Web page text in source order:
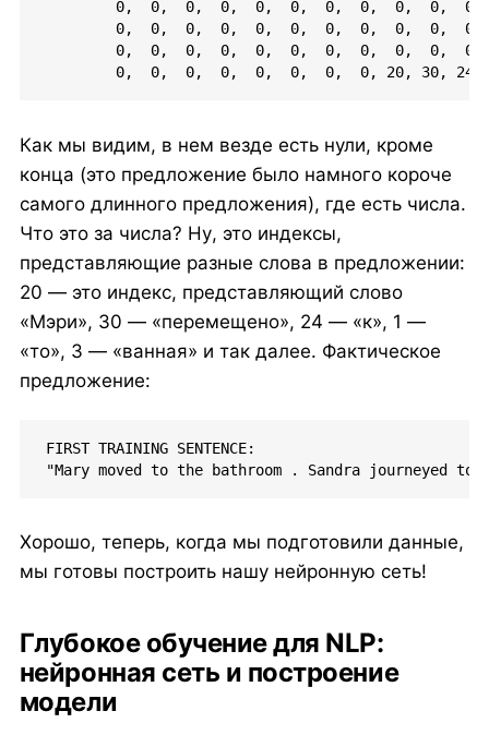
0,  0,  0,  0,  0,  0,  0,  0,  0,  0,
0,  0,  0,  0,  0,  0,  0,  0,  0,  0,
0,  0,  0,  0,  0,  0,  0,  0,  0,  0,
0,  0,  0,  0,  0,  0,  0,  0, 20, 30,
Как мы видим, в нем везде есть нули, кроме
конца (это предложение было намного короче
самого длинного предложения), где есть числа.
Что это за числа? Ну, это индексы,
представляющие разные слова в предложении:
20 — это индекс, представляющий слово
«Мэри», 30 — «перемещено», 24 — «к», 1 —
«то», 3 — «ванная» и так далее. Фактическое
предложение:
FIRST TRAINING SENTENCE:
"Mary moved to the bathroom . Sandra journeyed to
Хорошо, теперь, когда мы подготовили данные,
мы готовы построить нашу нейронную сеть!
Глубокое обучение для NLP:
нейронная сеть и построение
модели